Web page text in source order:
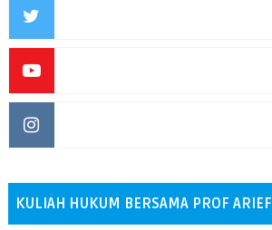
KULIAH HUKUM BERSAMA PROF ARIEF